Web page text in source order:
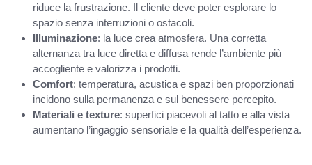
riduce la frustrazione. Il cliente deve poter esplorare lo
spazio senza interruzioni o ostacoli.
Illuminazione: la luce crea atmosfera. Una corretta
alternanza tra luce diretta e diffusa rende l’ambiente più
accogliente e valorizza i prodotti.
Comfort: temperatura, acustica e spazi ben proporzionati
incidono sulla permanenza e sul benessere percepito.
Materiali e texture: superfici piacevoli al tatto e alla vista
aumentano l’ingaggio sensoriale e la qualità dell’esperienza.